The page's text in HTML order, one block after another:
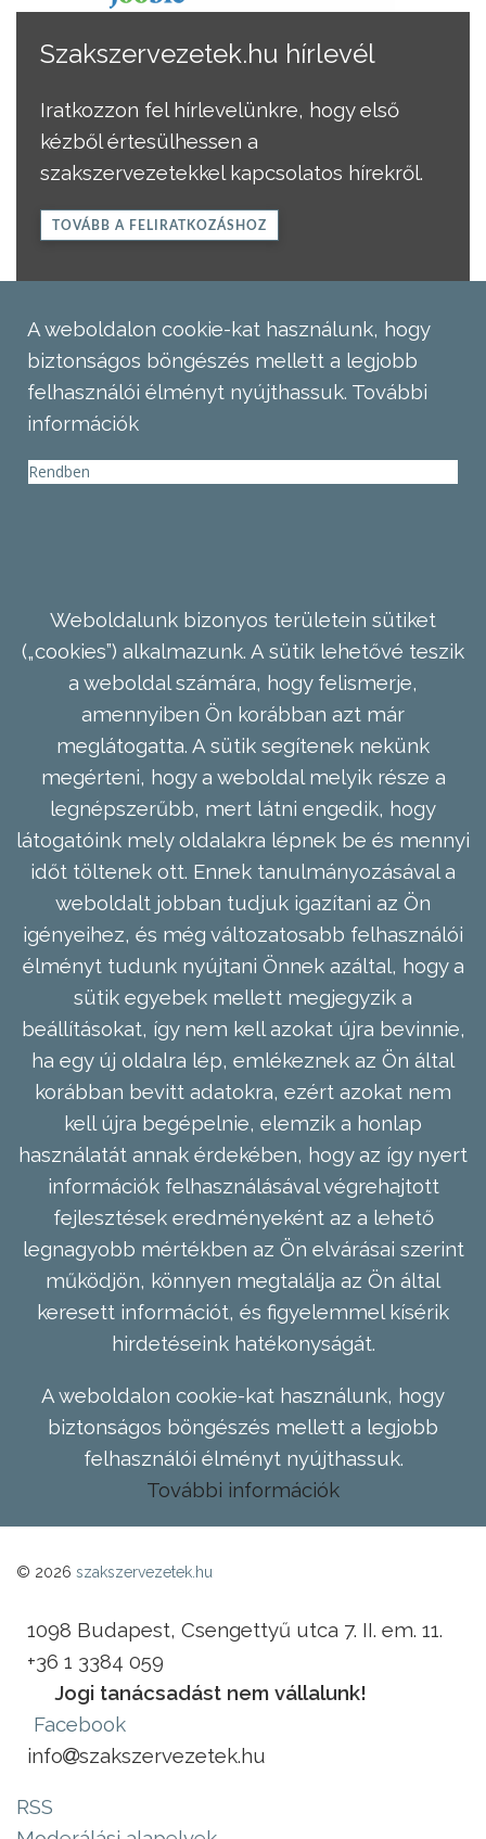
Szakszervezetek.hu hírlevél
Iratkozzon fel hírlevelünkre, hogy első
kézből értesülhessen a
szakszervezetekkel kapcsolatos hírekről.
TOVÁBB A FELIRATKOZÁSHOZ
A weboldalon cookie-kat használunk, hogy
biztonságos böngészés mellett a legjobb
felhasználói élményt nyújthassuk. További
információk
Rendben
Weboldalunk bizonyos területein sütiket
(„cookies”) alkalmazunk. A sütik lehetővé teszik
a weboldal számára, hogy felismerje,
amennyiben Ön korábban azt már
meglátogatta. A sütik segítenek nekünk
megérteni, hogy a weboldal melyik része a
legnépszerűbb, mert látni engedik, hogy
látogatóink mely oldalakra lépnek be és mennyi
időt töltenek ott. Ennek tanulmányozásával a
weboldalt jobban tudjuk igazítani az Ön
igényeihez, és még változatosabb felhasználói
élményt tudunk nyújtani Önnek azáltal, hogy a
sütik egyebek mellett megjegyzik a
beállításokat, így nem kell azokat újra bevinnie,
ha egy új oldalra lép, emlékeznek az Ön által
korábban bevitt adatokra, ezért azokat nem
kell újra begépelnie, elemzik a honlap
használatát annak érdekében, hogy az így nyert
információk felhasználásával végrehajtott
fejlesztések eredményeként az a lehető
legnagyobb mértékben az Ön elvárásai szerint
működjön, könnyen megtalálja az Ön által
keresett információt, és figyelemmel kísérik
hirdetéseink hatékonyságát.
A weboldalon cookie-kat használunk, hogy
biztonságos böngészés mellett a legjobb
felhasználói élményt nyújthassuk.
További információk
© 2026 szakszervezetek.hu
1098 Budapest, Csengettyű utca 7. II. em. 11.
+36 1 3384 059
Jogi tanácsadást nem vállalunk!
Facebook
info
szakszervezetek.hu
RSS